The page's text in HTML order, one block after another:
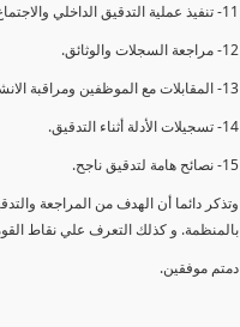
11- تنفيذ عملية التدقيق الداخلي والاجتماع الافتتاحي.
12- مراجعة السجلات والوثائق.
13- المقابلات مع الموظفين ومراقبة الانشطة والمرافق.
14- تسجيلات الأدلة أثناء التدقيق.
15- نصائح هامة لتدقيق ناجح.
وتذكر دائما أن الهدف من المراجعة
بالمنظمة. و كذلك التعرف علي نقاط
دمتم موفقين.